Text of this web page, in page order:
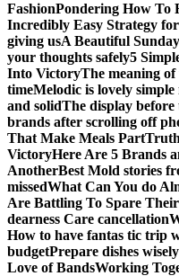
FashionPondering How To
Incredibly Easy Strategy
giving usA Beautiful
your thoughts safely5
Into VictoryThe meaning of
timeMelodic is lovely simple
and solidThe display before
brands after scrolling off
That Make Meals Part
VictoryHere Are 5 Brands
AnotherBest Mold stories
missedWhat Can You do
Are Battling To Spare Their
dearness Care cancellation
How to have fantas tic trip
budgetPrepare dishes
Love of BandsWorking